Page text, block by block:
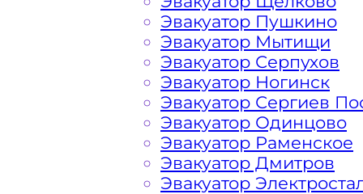
Как
Артёма?
Эвакуатор Пушкино
Эвакуатор Мытищи
Эвакуатор Серпухов
Эвакуатор Ногинск
Эвакуатор Сергиев
Эвакуатор Одинцово
Эвакуатор Раменское
Эвакуатор Дмитров
Эвакуатор